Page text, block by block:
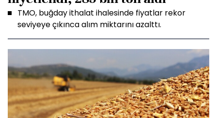
TMO, buğday ithalat ihalesinde fiyatlar rekor
seviyeye çıkınca alım miktarını azalttı.